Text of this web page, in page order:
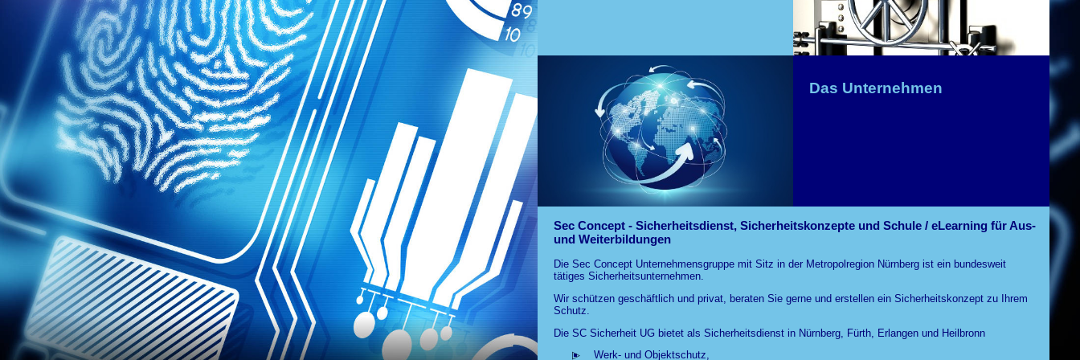
Kombilehrgang Sachkunde / Waffensachkunde
Sec Concept ist ein eingetragener Markenname
Threema: Der sichere Messenger
Sec Concept auch wieder in der Metropolregion Nürnberg / Fürth präsent
Das Unternehmen
Sec Concept - Sicherheitsdienst, Sicherheitskonzepte und Schule / eLearning für Aus-
und Weiterbildungen
Die Sec Concept Unternehmensgruppe mit Sitz in der Metropolregion Nürnberg ist ein bundesweit
tätiges Sicherheitsunternehmen.
Wir schützen geschäftlich und privat, beraten Sie gerne und erstellen ein Sicherheitskonzept zu Ihrem
Schutz.
Die SC Sicherheit UG bietet als Sicherheitsdienst in Nürnberg, Fürth, Erlangen und Heilbronn
Werk- und Objektschutz,